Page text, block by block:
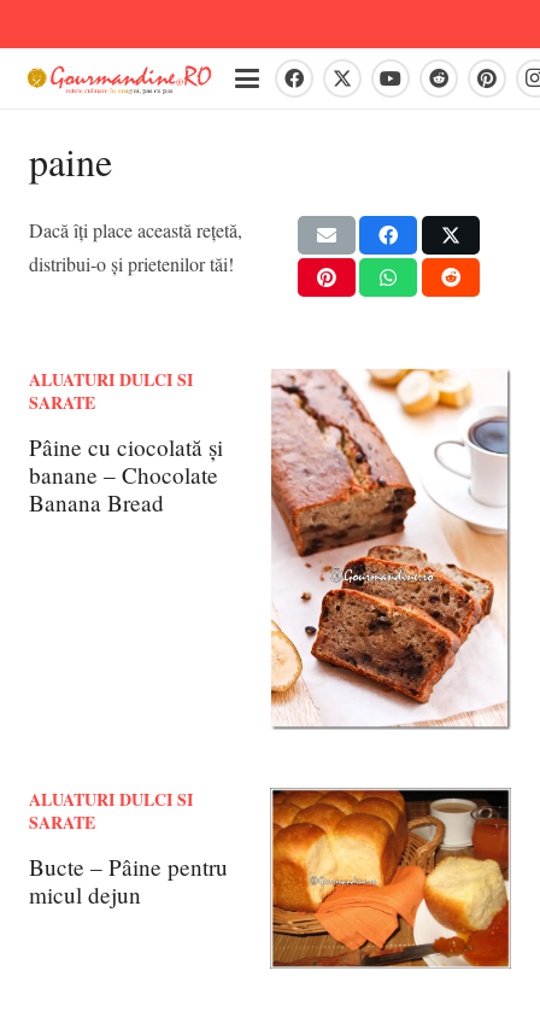
paine
Dacă îți place această rețetă,
distribui-o și prietenilor tăi!
ALUATURI DULCI SI
SARATE
Pâine cu ciocolată și
banane – Chocolate
Banana Bread
ALUATURI DULCI SI
SARATE
Bucte – Pâine pentru
micul dejun